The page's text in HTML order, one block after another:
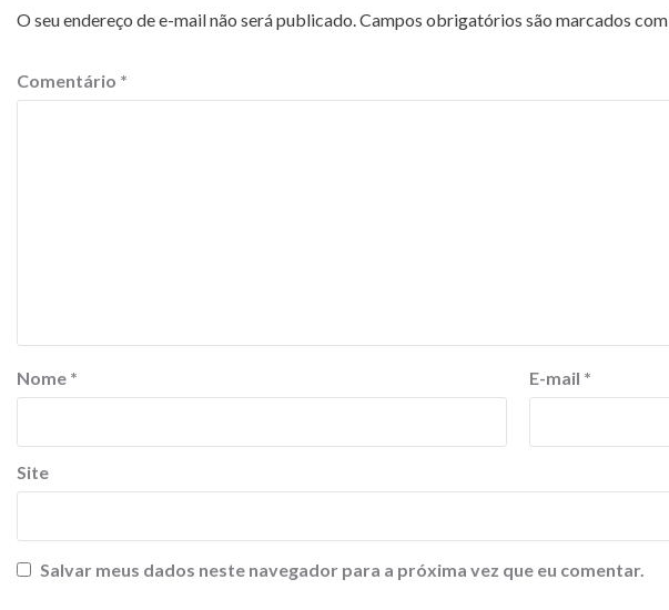
O seu endereço de e-mail não será publicado.Campos obrigatórios são marcados com
Comentário *
Nome * E-mail *
Site
Salvar meus dados neste navegador para a próxima vez que eu comentar.